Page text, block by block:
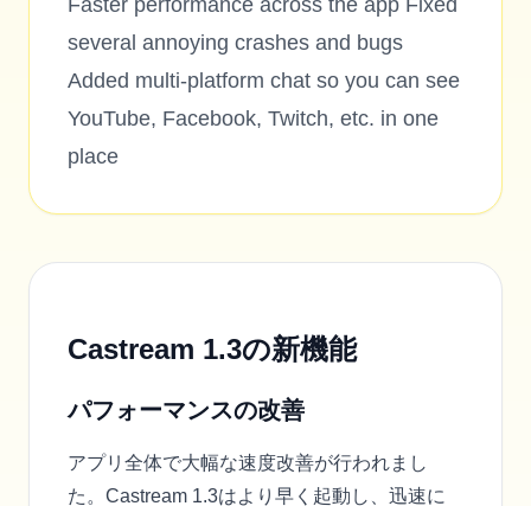
Faster performance across the app Fixed
several annoying crashes and bugs
Added multi-platform chat so you can see
YouTube, Facebook, Twitch, etc. in one
place
Castream 1.3の新機能
パフォーマンスの改善
アプリ全体で大幅な速度改善が行われまし
た。Castream 1.3はより早く起動し、迅速に